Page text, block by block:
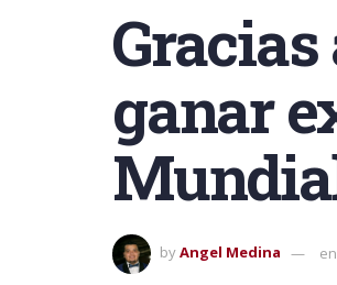
ganar
byAngel Medina